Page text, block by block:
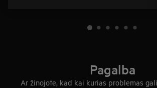
Pagalba
Ar žinojote, kad kai kurias problemas